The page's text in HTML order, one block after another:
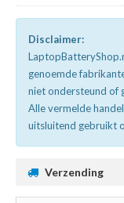
Disclaimer:
genoemde
niet ondersteund of
Alle vermelde
uitsluitend gebruikt
Verzending